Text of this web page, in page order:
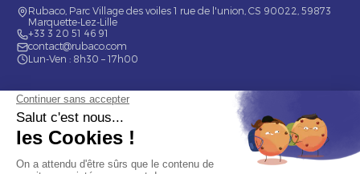
Rubaco, Parc Village des voiles 1 rue de l'union, CS 90022, 59873
Marquette-Lez-Lille
+33 3 20 51 46 91
contact@rubaco.com
Lun-Ven : 8h30 – 17h00
Nos services
Étiquette alimentaire
Étiquette de bouteilles